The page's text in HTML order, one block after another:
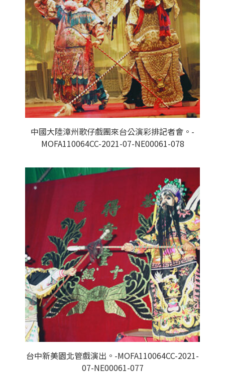
中國大陸漳州歌仔戲團來台公演彩排記者會。-
MOFA110064CC-2021-07-NE00061-078
台中新美園北管戲演出。-MOFA110064CC-2021-
07-NE00061-077